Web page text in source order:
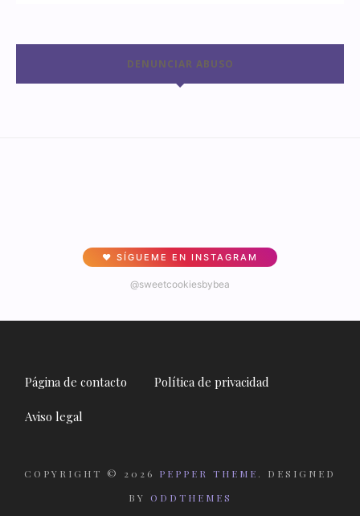
DENUNCIAR ABUSO
♥ SÍGUEME EN INSTAGRAM
@sweetcookiesbybea
Página de contacto Política de privacidad
Aviso legal
COPYRIGHT © 2026 PEPPER THEME . DESIGNED
BY ODDTHEMES